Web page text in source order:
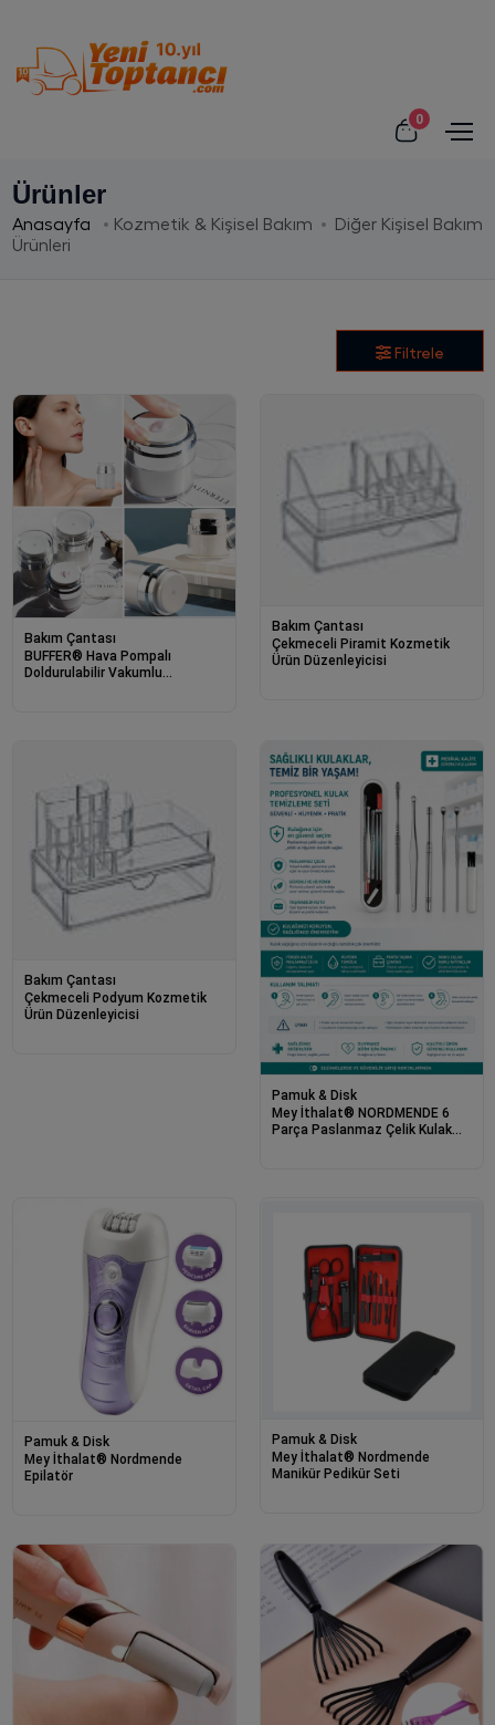
0
Ürünler
Anasayfa Kozmetik & Kişisel Bakım
Diğer Kişisel Bakım
Ürünleri
Filtrele
Bakım Çantası
BUFFER® Hava Pompalı
Doldurulabilir Vakumlu
Bakım Çantası
Çekmeceli Piramit Kozmetik
Ürün Düzenleyicisi
Bakım Çantası
Çekmeceli Podyum Kozmetik
Ürün Düzenleyicisi
Pamuk & Disk
Mey İthalat® NORDMENDE 6
Parça Paslanmaz Çelik Kulak
Pamuk & Disk
Mey İthalat® Nordmende
Epilatör
Pamuk & Disk
Mey İthalat® Nordmende
Manikür Pedikür Seti